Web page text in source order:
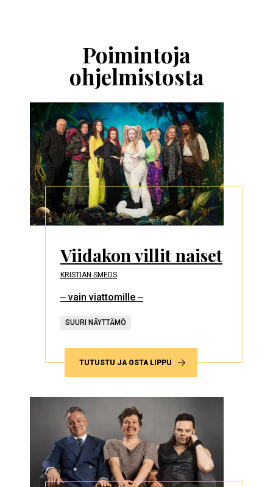
Poimintoja
ohjelmistosta
Viidakon villit naiset
KRISTIAN SMEDS
‒ vain viattomille ‒
SUURI NÄYTTÄMÖ
TUTUSTU JA OSTA LIPPU